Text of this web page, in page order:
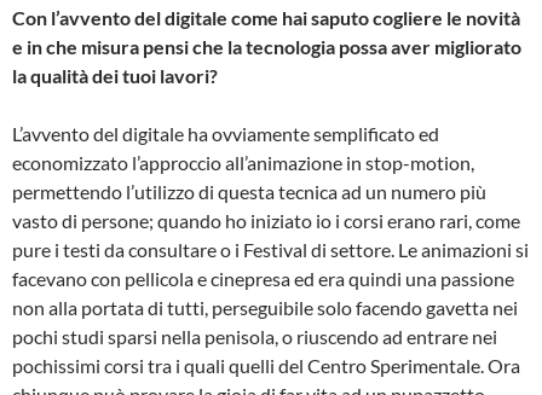
Con l’avvento del digitale come hai saputo cogliere le novità
e in che misura pensi che la tecnologia possa aver migliorato
la qualità dei tuoi lavori?
L’avvento del digitale ha ovviamente semplificato ed
economizzato l’approccio all’animazione in stop-motion,
permettendo l’utilizzo di questa tecnica ad un numero più
vasto di persone; quando ho iniziato io i corsi erano rari, come
pure i testi da consultare o i Festival di settore. Le animazioni si
facevano con pellicola e cinepresa ed era quindi una passione
non alla portata di tutti, perseguibile solo facendo gavetta nei
pochi studi sparsi nella penisola, o riuscendo ad entrare nei
pochissimi corsi tra i quali quelli del Centro Sperimentale. Ora